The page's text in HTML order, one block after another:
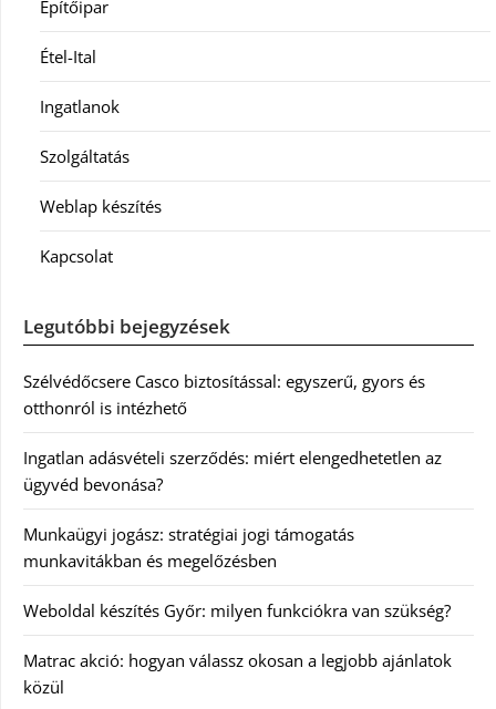
Építőipar
Étel-Ital
Ingatlanok
Szolgáltatás
Weblap készítés
Kapcsolat
Legutóbbi bejegyzések
Szélvédőcsere Casco biztosítással: egyszerű, gyors és
otthonról is intézhető
Ingatlan adásvételi szerződés: miért elengedhetetlen az
ügyvéd bevonása?
Munkaügyi jogász: stratégiai jogi támogatás
munkavitákban és megelőzésben
Weboldal készítés Győr: milyen funkciókra van szükség?
Matrac akció: hogyan válassz okosan a legjobb ajánlatok
közül